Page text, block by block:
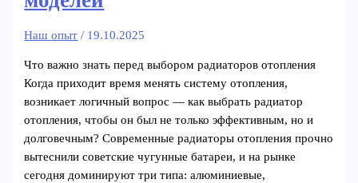
Наш опыт / 19.10.2025
Что важно знать перед выбором радиаторов отопления
Когда приходит время менять систему отопления,
возникает логичный вопрос — как выбрать радиатор
отопления, чтобы он был не только эффективным, но и
долговечным? Современные радиаторы отопления прочно
вытеснили советские чугунные батареи, и на рынке
сегодня доминируют три типа: алюминиевые,